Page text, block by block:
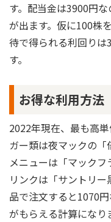
す。配当金は3900円
が出ます。仮に100株
待で得られる利回り
す。
お得な利用方法
2022年現在、最も高
ガー類は夜マックの
メニューは「マック
リンクは「サントリ
品で注文すると1070
がもらえる計算になり